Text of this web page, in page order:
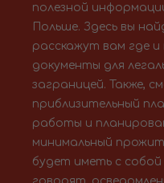
полезной
Польше. Здесь вы
расскажут вам где
документы для
заграницей. Также,
приблизительный
работы и
минимальный
будет иметь с собой